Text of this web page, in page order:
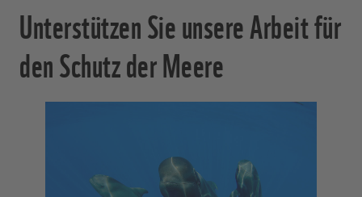
Unterstützen Sie unsere Arbeit für
den Schutz der Meere